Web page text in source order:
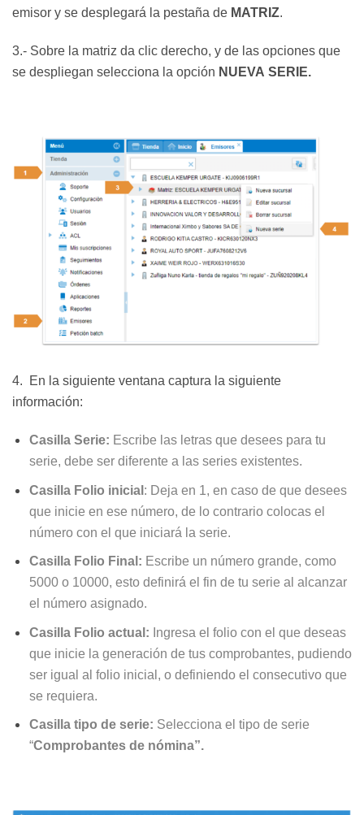
emisor y se desplegará la pestaña de MATRIZ.
3.- Sobre la matriz da clic derecho, y de las opciones que
se despliegan selecciona la opción NUEVA SERIE.
4. En la siguiente ventana captura la siguiente
información:
Casilla Serie: Escribe las letras que desees para tu
serie, debe ser diferente a las series existentes.
Casilla Folio inicial : Deja en 1, en caso de que desees
que inicie en ese número, de lo contrario colocas el
número con el que iniciará la serie.
Casilla Folio Final: Escribe un número grande, como
5000 o 10000, esto definirá el fin de tu serie al alcanzar
el número asignado.
Casilla Folio actual: Ingresa el folio con el que deseas
que inicie la generación de tus comprobantes, pudiendo
ser igual al folio inicial, o definiendo el consecutivo que
se requiera.
Casilla tipo de serie: Selecciona el tipo de serie
“Comprobantes de nómina”.